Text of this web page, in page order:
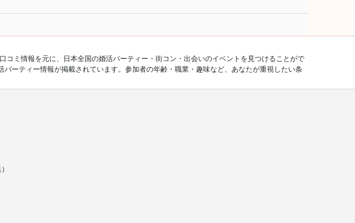
ミ情報を元に、日本全国の婚活パーティー・街コン・出会いのイベントを見つけることがで
ーティー情報が掲載されています。参加者の年齢・職業・趣味など、あなたが重視したい条
）